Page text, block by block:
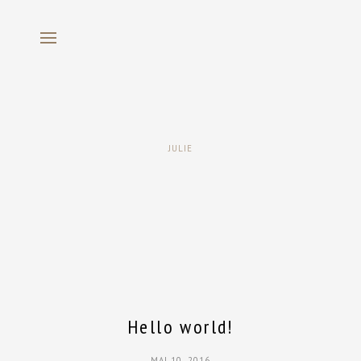
JULIE
Hello world!